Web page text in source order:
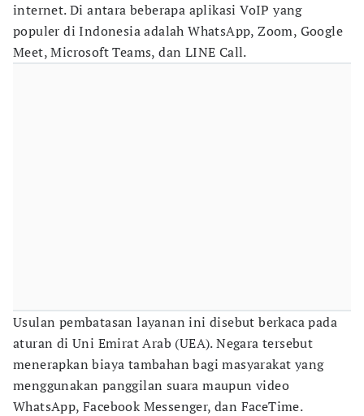
internet. Di antara beberapa aplikasi VoIP yang
populer di Indonesia adalah WhatsApp, Zoom, Google
Meet, Microsoft Teams, dan LINE Call.
Usulan pembatasan layanan ini disebut berkaca pada
aturan di Uni Emirat Arab (UEA). Negara tersebut
menerapkan biaya tambahan bagi masyarakat yang
menggunakan panggilan suara maupun video
WhatsApp, Facebook Messenger, dan FaceTime.